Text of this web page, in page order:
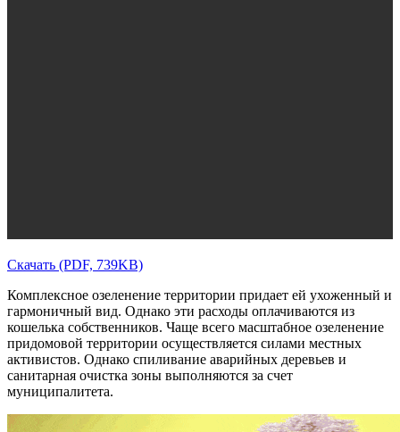
Скачать (PDF, 739KB)
Комплексное озеленение территории придает ей ухоженный и
гармоничный вид. Однако эти расходы оплачиваются из
кошелька собственников. Чаще всего масштабное озеленение
придомовой территории осуществляется силами местных
активистов. Однако спиливание аварийных деревьев и
санитарная очистка зоны выполняются за счет
муниципалитета.